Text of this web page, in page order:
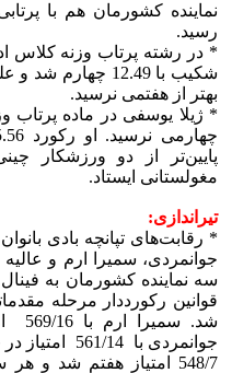
رسید.
بهتر از هفتمی نرسید.
پایین‌تر از دو ورزشکار
مغولستانی ایستاد.
تیراندازی:
جوانمردی، سمیرا ارم و
سه نماینده کشورمان به فینال
قوانین رکورددار مرحله
جوانمردی با
548/7 امتیاز هفتم شد و